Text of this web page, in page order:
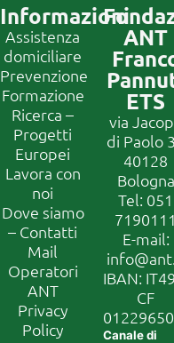
Informazioni
Assistenza
domiciliare
Prevenzione
Formazione
Ricerca –
Progetti
Europei
Lavora con
noi
Dove siamo
– Contatti
Mail
Operatori
ANT
Privacy
Policy
ANT
ETS
via
di Paolo
40128
Bologna
Tel: 051
7190111
E-mail:
IBAN:
CF
Canale di